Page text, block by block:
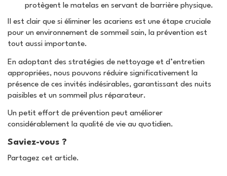
protègent le matelas en servant de barrière physique.
Il est clair que si éliminer les acariens est une étape cruciale
pour un environnement de sommeil sain, la prévention est
tout aussi importante.
En adoptant des stratégies de nettoyage et d’entretien
appropriées, nous pouvons réduire significativement la
présence de ces invités indésirables, garantissant des nuits
paisibles et un sommeil plus réparateur.
Un petit effort de prévention peut améliorer
considérablement la qualité de vie au quotidien.
Saviez-vous ?
Partagez cet article.